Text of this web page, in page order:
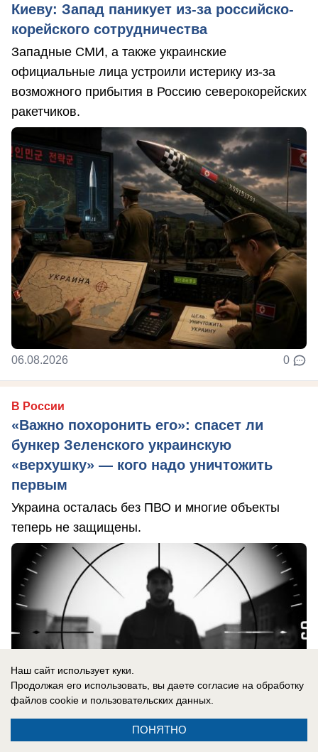
Киеву: Запад паникует из-за российско-
корейского сотрудничества
Западные СМИ, а также украинские
официальные лица устроили истерику из-за
возможного прибытия в Россию северокорейских
ракетчиков.
06.08.2026 0
В России
«Важно похоронить его»: спасет ли
бункер Зеленского украинскую
«верхушку» — кого надо уничтожить
первым
Украина осталась без ПВО и многие объекты
теперь не защищены.
Наш сайт использует куки.
Продолжая его использовать, вы даете согласие на обработку
файлов cookie и пользовательских данных.
ПОНЯТНО